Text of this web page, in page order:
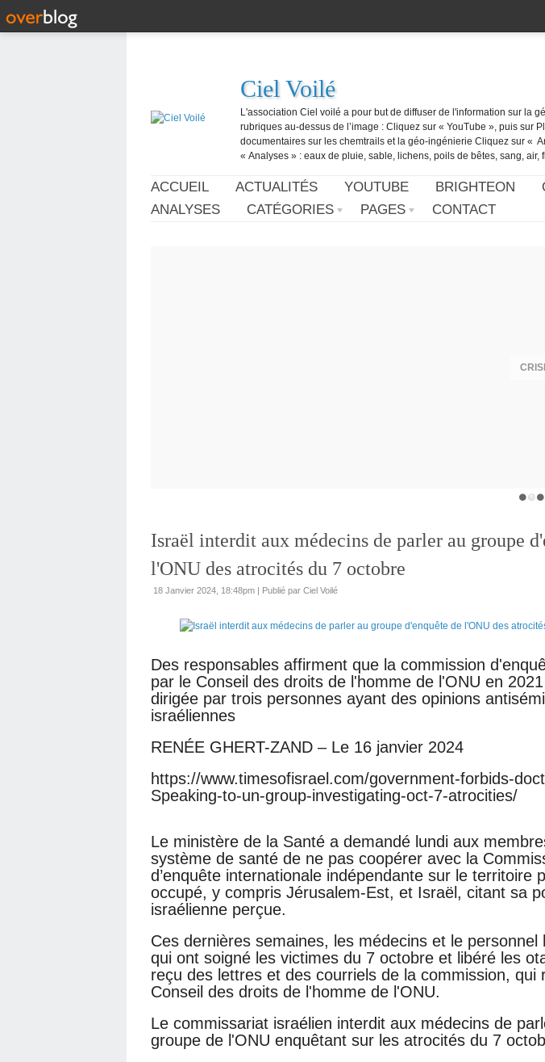
Ciel Voilé
L'association Ciel voilé a pour but de diffuser de l'information sur la
rubriques au-dessus de l’image : Cliquez sur « YouTube », puis sur
documentaires sur les chemtrails et la géo-ingénierie Cliquez sur «
« Analyses » : eaux de pluie, sable, lichens, poils de bêtes, sang, air,
ACCUEIL ACTUALITÉS YOUTUBE BRIGHTEON
ANALYSES
CATÉGORIES PAGES CONTACT
Israël interdit aux médecins de parler au groupe
l'ONU des atrocités du 7 octobre
18 Janvier 2024, 18:48pm | Publié par Ciel Voilé
Des responsables affirment que la commission
par le Conseil des droits de l'homme de l'ONU en
dirigée par trois personnes ayant des opinions
israéliennes
RENÉE GHERT-ZAND – Le 16 janvier 2024
https://www.timesofisrael.com/government-forbids-
Speaking-to-un-group-investigating-oct-7-atrocities/
Le ministère de la Santé a demandé lundi aux
système de santé de ne pas coopérer avec la
d’enquête internationale indépendante sur le territoire
occupé, y compris Jérusalem-Est, et Israël, citant sa
israélienne perçue.
Ces dernières semaines, les médecins et le personnel
qui ont soigné les victimes du 7 octobre et libéré les
reçu des lettres et des courriels de la commission, qui
Conseil des droits de l'homme de l'ONU.
Le commissariat israélien interdit aux médecins de
groupe de l'ONU enquêtant sur les atrocités du 7